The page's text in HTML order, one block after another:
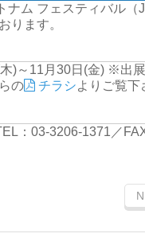
ナム フェスティバル（
ります。
)～11月30日(金) ※出展
の チラシよりご覧下
：03-3206-1371／